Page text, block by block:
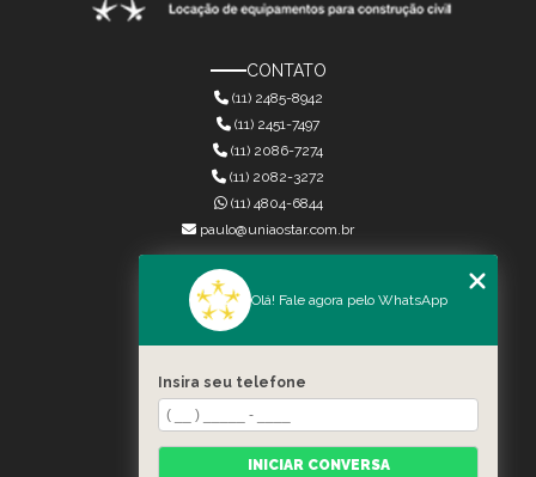
CONTATO
(11) 2485-8942
(11) 2451-7497
(11) 2086-7274
(11) 4804-6844
(11) 2082-3272
paulo@uniaostar.com.br
MENU
QUEM SOMOS
SERVIÇOS
CONTATO
CATEGORIAS
MAPA DO SITE
Olá! Fale agora pelo WhatsApp
Insira seu telefone
INICIAR CONVERSA